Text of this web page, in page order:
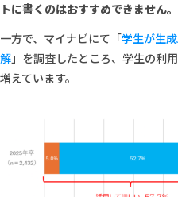
トに書くのはおすすめできません。
一方で、マイナビにて「学生が生
解」を調査したところ、学生の利
増えています。